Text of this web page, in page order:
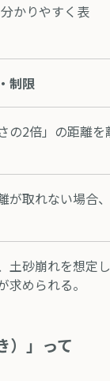
かりやすく表
制限
の2倍」の距離
が取れない場合
土砂崩れを想定
求められる。
）」って